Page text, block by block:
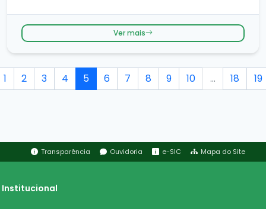
Ver mais
1 2 3 4 5 6 7 8 9 10 ... 18 19
Transparência Ouvidoria e-SIC Mapa do Site
Institucional